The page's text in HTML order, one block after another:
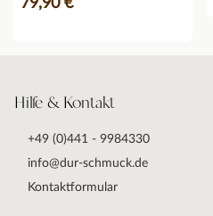
79,90 €
Hilfe & Kontakt
+49 (0)441 - 9984330
info@dur-schmuck.de
Kontaktformular